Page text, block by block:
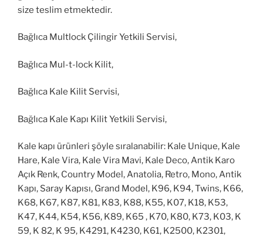
size teslim etmektedir.
Bağlıca Multlock Çilingir Yetkili Servisi,
Bağlıca Mul-t-lock Kilit,
Bağlıca Kale Kilit Servisi,
Bağlıca Kale Kapı Kilit Yetkili Servisi,
Kale kapı ürünleri şöyle sıralanabilir: Kale Unique, Kale
Hare, Kale Vira, Kale Vira Mavi, Kale Deco, Antik Karo
Açık Renk, Country Model, Anatolia, Retro, Mono, Antik
Kapı, Saray Kapısı, Grand Model, K96, K94, Twins, K66,
K68, K67, K87, K81, K83, K88, K55, K07, K18, K53,
K47, K44, K54, K56, K89, K65 , K70, K80, K73, K03, K
59, K 82, K 95, K4291, K4230, K61, K2500, K2301,